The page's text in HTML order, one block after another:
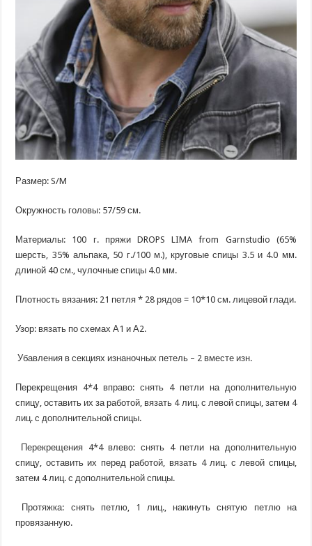
Размер: S/M
Окружность головы: 57/59 см.
Материалы: 100 г. пряжи DROPS LIMA from Garnstudio (65%
шерсть, 35% альпака, 50 г./100 м.), круговые спицы 3.5 и 4.0 мм.
длиной 40 см., чулочные спицы 4.0 мм.
Плотность вязания: 21 петля * 28 рядов = 10*10 см. лицевой глади.
Узор: вязать по схемах А1 и А2.
Убавления в секциях изнаночных петель – 2 вместе изн.
Перекрещения 4*4 вправо: снять 4 петли на дополнительную
спицу, оставить их за работой, вязать 4 лиц. с левой спицы, затем 4
лиц. с дополнительной спицы.
Перекрещения 4*4 влево: снять 4 петли на дополнительную
спицу, оставить их перед работой, вязать 4 лиц. с левой спицы,
затем 4 лиц. с дополнительной спицы.
Протяжка: снять петлю, 1 лиц., накинуть снятую петлю на
провязанную.